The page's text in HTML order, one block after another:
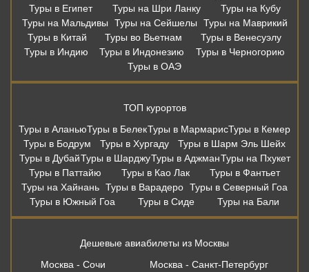
Туры в Египет
Туры на Шри Ланку
Туры на Кубу
Туры на Мальдивы
Туры на Сейшелы
Туры на Маврикий
Туры в Китай
Туры во Вьетнам
Туры в Венесуэлу
Туры в Индию
Туры в Индонезию
Туры в Черногорию
Туры в ОАЭ
ТОП курортов
Туры в АланьюТуры в БелекТуры в МармарисТуры в Кемер
Туры в Бодрум
Туры в Хургаду
Туры в Шарм Эль Шейх
Туры в ДубайТуры в ШарджуТуры в АджманТуры на Пхукет
Туры в Паттайю
Туры в Као Лак
Туры в Фантьет
Туры на Хайнань Туры в Варадеро Туры в Северный Гоа
Туры в Южный Гоа
Туры в Сиде Туры на Бали
Дешевые авиабилеты из Москвы
Москва - Сочи
Москва - Санкт-Петербург